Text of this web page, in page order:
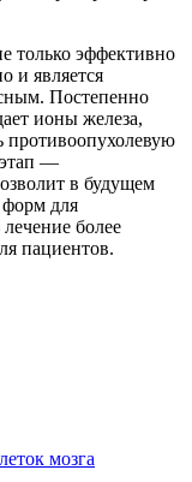
только эффективно
и является
Постепенно
ионы железа,
противоопухолевую
—
в будущем
форм для
более
пациентов.
мозга